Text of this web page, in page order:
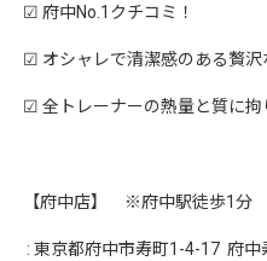
☑︎ 府中No.1クチコミ！
☑︎ オシャレで清潔感のある贅沢
☑︎ 全トレーナーの熱量と質に拘
【府中店】 ※府中駅徒歩1分
: 東京都府中市寿町1-4-17 府中